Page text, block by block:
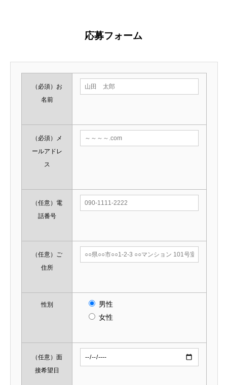
応募フォーム
（必須） お
名前
（必須）
メ
ールアドレ
ス
（任意） 電
話番号
（任意） ご
住所
性別
男性
女性
（任意） 面
接希望日